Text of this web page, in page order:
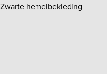
Zwarte hemelbekleding